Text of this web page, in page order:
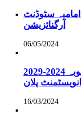
سٹوڈنٹ
آرگنائزیشن
06/05/2024
گلگت بلتستان ترقیاتی منصوبہ 2024-2029
پلان
16/03/2024